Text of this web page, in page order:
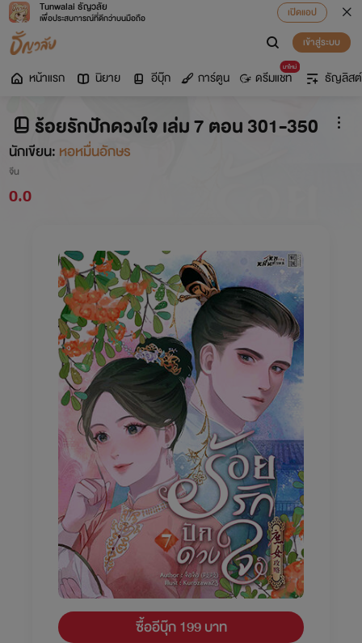
Tunwalai ธัญวลัย
เพื่อประสบการณ์ที่ดีกว่าบนมือถือ
เปิดแอป
เข้าสู่ระบบ
หน้าแรก นิยาย อีบุ๊ก การ์ตูน
มาใหม่
ดรีมแชท ธัญลิสต์
ร้อยรักปักดวงใจ เล่ม 7 ตอน 301-350
นักเขียน: หอหมื่นอักษร
จีน
0.0
ซื้ออีบุ๊ก 199 บาท